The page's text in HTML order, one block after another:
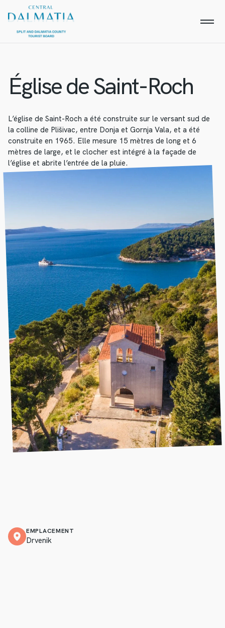
Église de Saint-Roch
L’église de Saint-Roch a été construite sur le versant sud de
la colline de Plišivac, entre Donja et Gornja Vala, et a été
construite en 1965. Elle mesure 15 mètres de long et 6
mètres de large, et le clocher est intégré à la façade de
l’église et abrite l’entrée de la pluie.
EMPLACEMENT
Drvenik